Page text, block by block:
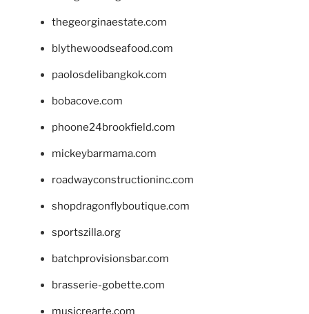
thegeorginaestate.com
blythewoodseafood.com
paolosdelibangkok.com
bobacove.com
phoone24brookfield.com
mickeybarmama.com
roadwayconstructioninc.com
shopdragonflyboutique.com
sportszilla.org
batchprovisionsbar.com
brasserie-gobette.com
musicrearte.com